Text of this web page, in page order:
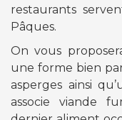
restaurants
Pâques.
On vous
une forme bien
asperges ainsi
associe viande